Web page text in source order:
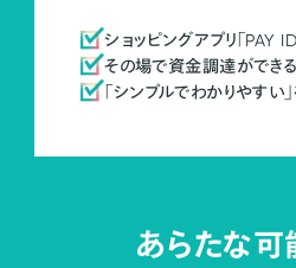
ショッピングアプリ「PAY
その場で資金調達ができる
「シンプルでわかりやすい
あらたな可